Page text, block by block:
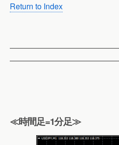
Return to Index
≪時間足=1分足≫